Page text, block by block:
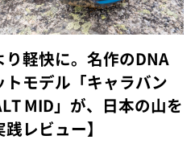
り軽快に。名作のDNA
モデル「キャラバン
MID」が、日本の山を
レビュー】